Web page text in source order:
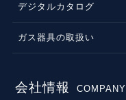
デジタルカタログ
ガス器具の取扱い
会社情報 COMPANY